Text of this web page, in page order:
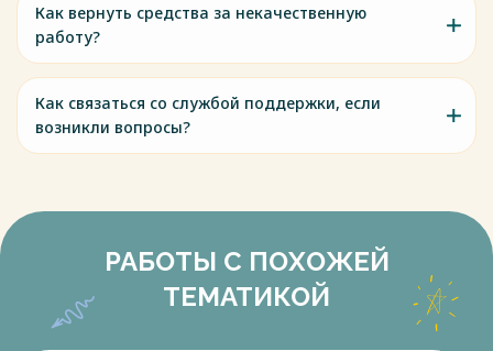
Как вернуть средства за некачественную
работу?
Как связаться со службой поддержки, если
возникли вопросы?
РАБОТЫ С ПОХОЖЕЙ
ТЕМАТИКОЙ